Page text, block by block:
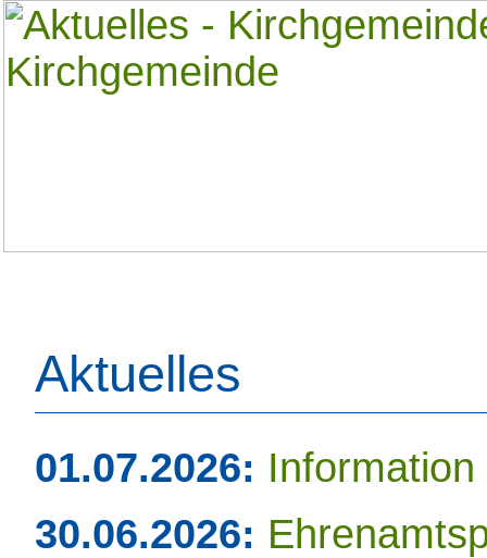
Aktuelles
01.07.2026:
30.06.2026: